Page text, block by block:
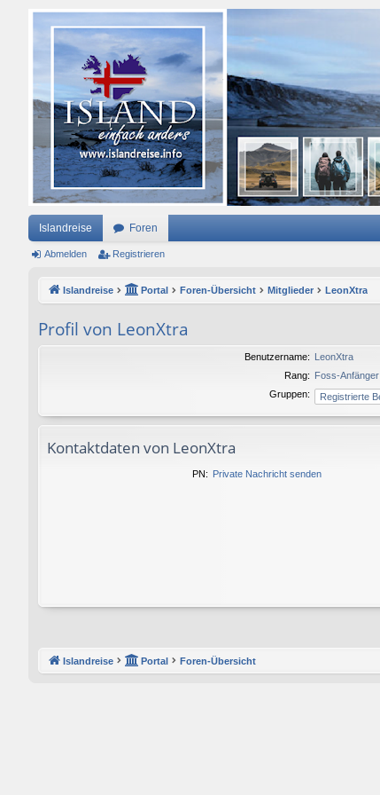
Islandreise Foren
Abmelden Registrieren
Islandreise Portal Foren-Übersicht Mitglieder LeonXtra
Profil von LeonXtra
Benutzername: LeonXtra
Rang: Foss-Anfänger
Gruppen:
Kontaktdaten von LeonXtra
PN: Private Nachricht senden
Islandreise Portal Foren-Übersicht